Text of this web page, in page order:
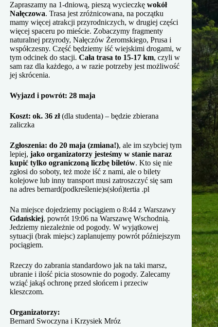
Zapraszamy na 1-dniową, pieszą wycieczkę wokół
Nałęczowa. Trasa jest zróżnicowana, na początku
mamy więcej atrakcji przyrodniczych, w drugiej części
więcej spaceru po mieście. Zobaczymy fragmenty
naturalnej przyrody, Nałęczów Żeromskiego, Prusa i
współczesny. Część będziemy iść wiejskimi drogami, w
tym odcinek do stacji. Cała trasa to 15-17 km, czyli w
sam raz dla każdego, a w razie potrzeby jest możliwość
jej skrócenia.
Wyjazd i powrót: 28 maja
Koszt: ok. 36 zł(dla studenta) – będzie zbierana
zaliczka
Zgłoszenia: do 20 maja (zmiana!), ale im szybciej tym
lepiej, jako organizatorzy jesteśmy w stanie naraz
kupić tylko ograniczoną liczbę biletów. Kto się nie
zgłosi do soboty, też może iść z nami, ale o bilety
kolejowe lub inny transport musi zatroszczyć się sam
na adres bernard(podkreślenie)s(słoń)tertia .pl
Na miejsce dojedziemy pociągiem o 8:44 z Warszawy
Gdańskiej, powrót 19:06 na Warszawę Wschodnią.
Jedziemy niezależnie od pogody. W wyjątkowej
sytuacji (brak miejsc) zaplanujemy powrót późniejszym
pociągiem.
Rzeczy do zabrania standardowo jak na taki marsz,
ubranie i ilość picia stosownie do pogody. Zalecamy
wziąć jakąś ochronę przed słońcem i przeciw
kleszczom.
Organizatorzy:
Bernard Swoczyna i Krzysiek Mróz